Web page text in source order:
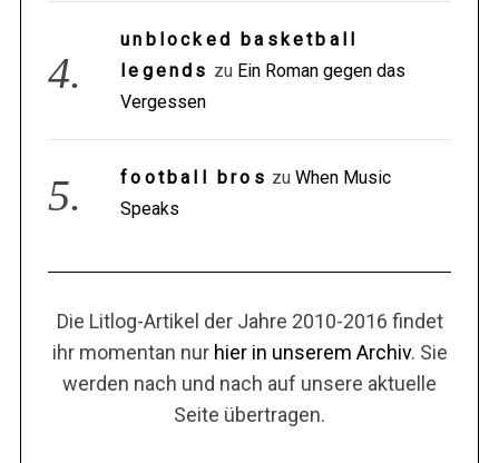
unblocked basketball
legends zu Ein Roman gegen das
Vergessen
football bros zu When Music
Speaks
Die Litlog-Artikel der Jahre 2010-2016 findet
ihr momentan nur hier in unserem Archiv. Sie
werden nach und nach auf unsere aktuelle
Seite übertragen.